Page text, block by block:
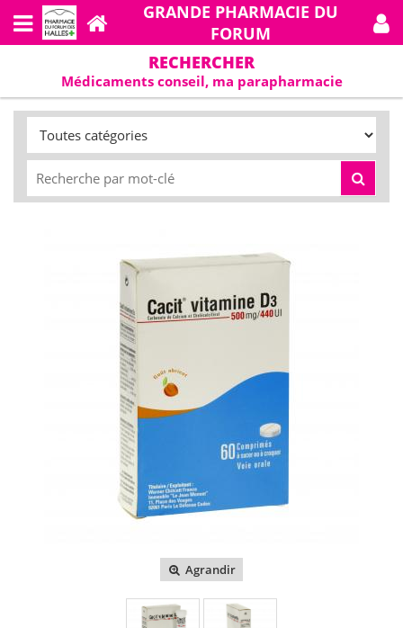
GRANDE PHARMACIE DU
FORUM
RECHERCHER
Médicaments conseil, ma parapharmacie
Agrandir